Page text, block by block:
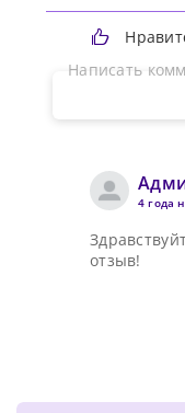
Написать
4 года
отзыв!